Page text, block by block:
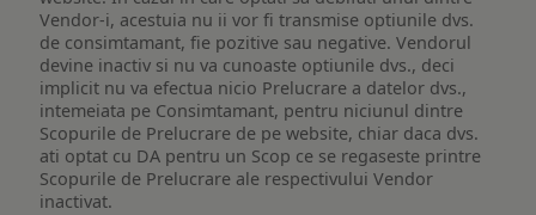
Vendor-i, acestuia nu ii vor fi transmise optiunile dvs.
de consimtamant, fie pozitive sau negative. Vendorul
devine inactiv si nu va cunoaste optiunile dvs., deci
implicit nu va efectua nicio Prelucrare a datelor dvs.,
intemeiata pe Consimtamant, pentru niciunul dintre
Scopurile de Prelucrare de pe website, chiar daca dvs.
ati optat cu DA pentru un Scop ce se regaseste printre
Scopurile de Prelucrare ale respectivului Vendor
inactivat.